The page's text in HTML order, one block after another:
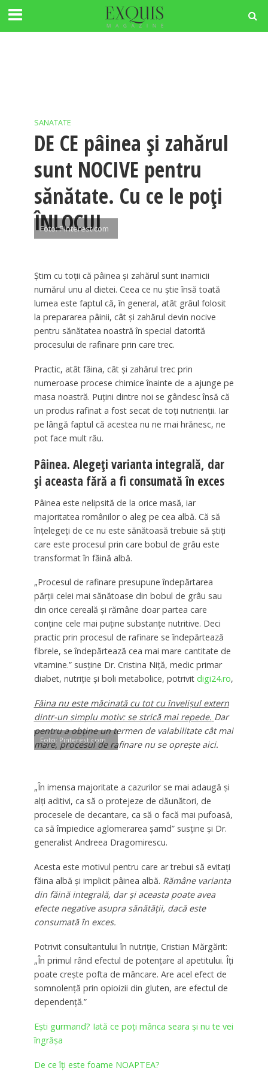
SANATATE
DE CE pâinea și zahărul
sunt NOCIVE pentru
sănătate. Cu ce le poți
ÎNLOCUI
Foto: Pinterest.com
Ştim cu toţii că pâinea şi zahărul sunt inamicii
numărul unu al dietei. Ceea ce nu ştie însă toată
lumea este faptul că, în general, atât grâul folosit
la prepararea pâinii, cât şi zahărul devin nocive
pentru sănătatea noastră în special datorită
procesului de rafinare prin care trec.
Practic, atât făina, cât şi zahărul trec prin
numeroase procese chimice înainte de a ajunge pe
masa noastră. Puţini dintre noi se gândesc însă că
un produs rafinat a fost secat de toţi nutrienţii. Iar
pe lângă faptul că acestea nu ne mai hrănesc, ne
pot face mult rău.
Pâinea. Alegeți varianta integrală, dar
și aceasta fără a fi consumată în exces
Pâinea este nelipsită de la orice masă, iar
majoritatea românilor o aleg pe cea albă. Că să
înţelegeţi de ce nu este sănătoasă trebuie să ştiţi
care este procesul prin care bobul de grâu este
transformat în făină albă.
„Procesul de rafinare presupune îndepărtarea
părţii celei mai sănătoase din bobul de grâu sau
din orice cereală şi rămâne doar partea care
conţine cele mai puţine substanţe nutritive. Deci
practic prin procesul de rafinare se îndepărtează
fibrele, se îndepărtează cea mai mare cantitate de
vitamine.” susține Dr. Cristina Niţă, medic primar
diabet, nutriţie şi boli metabolice, potrivit digi24.ro,
Făina nu este măcinată cu tot cu învelişul extern
dintr-un simplu motiv: se strică mai repede. Dar
pentru a obţine un termen de valabilitate cât mai
mare, procesul de rafinare nu se opreşte aici.
Foto: Pinterest.com
„În imensa majoritate a cazurilor se mai adaugă şi
alţi aditivi, ca să o protejeze de dăunători, de
procesele de decantare, ca să o facă mai pufoasă,
ca să împiedice aglomerarea şamd” susține și Dr.
generalist Andreea Dragomirescu.
Acesta este motivul pentru care ar trebui să evitaţi
făina albă şi implicit pâinea albă. Rămâne varianta
din făină integrală, dar şi aceasta poate avea
efecte negative asupra sănătăţii, dacă este
consumată în exces.
Potrivit consultantului în nutriţie, Cristian Mărgărit:
„În primul rând efectul de potenţare al apetitului. Îţi
poate creşte pofta de mâncare. Are acel efect de
somnolenţă prin opioizii din gluten, are efectul de
dependenţă.”
Eşti gurmand? Iată ce poţi mânca seara şi nu te vei
îngrăşa
De ce îţi este foame NOAPTEA?